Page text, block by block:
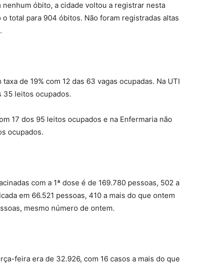
óbito, a cidade voltou a registrar nesta
total para 904 óbitos. Não foram registradas altas
de 19% com 12 das 63 vagas ocupadas. Na UTI
35 leitos ocupados.
17 dos 95 leitos ocupados e na Enfermaria não
ocupados.
com a 1ª dose é de 169.780 pessoas, 502 a
em 66.521 pessoas, 410 a mais do que ontem
mesmo número de ontem.
feira era de 32.926, com 16 casos a mais do que